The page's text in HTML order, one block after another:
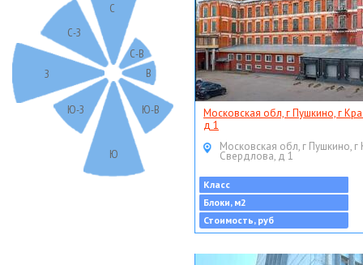
С
С-В
В
Ю-В
Ю
Ю-З
З
С-З
Московская обл, г Пушкино, г
д 1
Московская обл, г Пушкино, г
Свердлова, д 1
Класс
Блоки, м2
Стоимость, руб